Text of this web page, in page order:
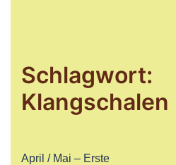
Schlagwort:
Klangschalen
April / Mai – Erste